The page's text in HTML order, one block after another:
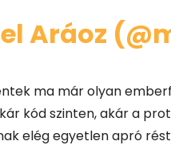
Aráoz
ma már olyan
kód szinten, akár a
elég egyetlen apró